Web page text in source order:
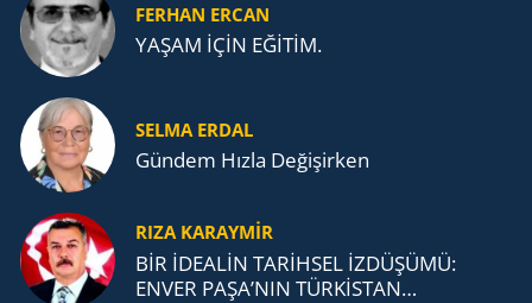
FERHAN ERCAN
YAŞAM İÇİN EĞİTİM.
SELMA ERDAL
Gündem Hızla Değişirken
RIZA KARAYMIR
BİR İDEALİN TARİHSEL İZDÜŞÜMÜ:
ENVER PAŞA’NIN TÜRKİSTAN